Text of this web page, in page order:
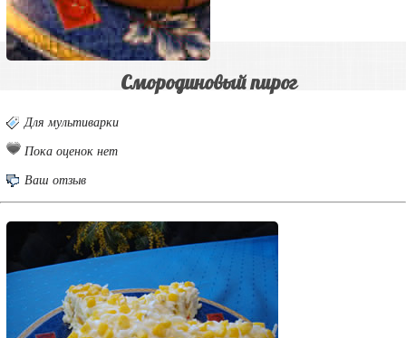
Смородиновый пирог
Для мультиварки
Пока оценок нет
Ваш отзыв